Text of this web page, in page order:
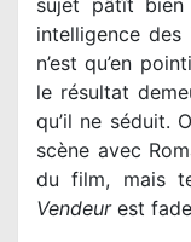
sujet pâtît
intelligence
n’est qu’en
le résultat
qu’il ne séduit.
scène avec
du film, mais
Vendeurest